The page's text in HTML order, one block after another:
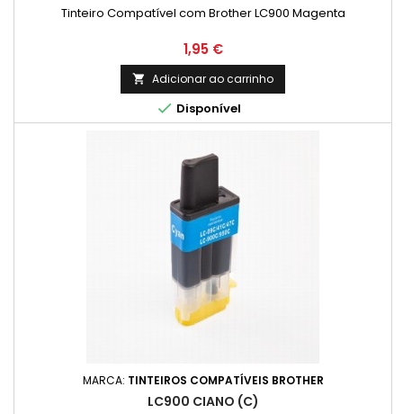
Tinteiro Compatível com Brother LC900 Magenta
Preço
1,95 €
 Adicionar ao carrinho
 Disponível
MARCA: TINTEIROS COMPATÍVEIS BROTHER
LC900 CIANO (C)